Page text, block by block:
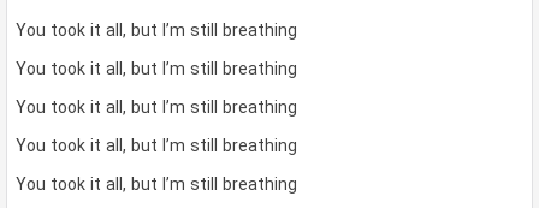
You took it all, but I’m still breathing
You took it all, but I’m still breathing
You took it all, but I’m still breathing
You took it all, but I’m still breathing
You took it all, but I’m still breathing